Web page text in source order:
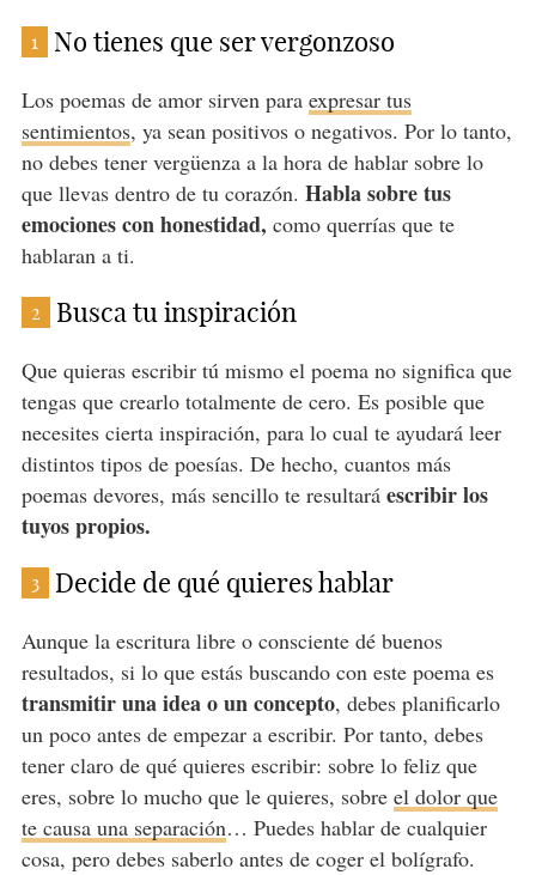
1 No tienes que ser vergonzoso
Los poemas de amor sirven para expresar tus
sentimientos, ya sean positivos o negativos. Por lo tanto,
no debes tener vergüenza a la hora de hablar sobre lo
que llevas dentro de tu corazón. Habla sobre tus
emociones con honestidad, como querrías que te
hablaran a ti.
2 Busca tu inspiración
Que quieras escribir tú mismo el poema no significa que
tengas que crearlo totalmente de cero. Es posible que
necesites cierta inspiración, para lo cual te ayudará leer
distintos tipos de poesías. De hecho, cuantos más
poemas devores, más sencillo te resultará escribir los
tuyos propios.
3 Decide de qué quieres hablar
Aunque la escritura libre o consciente dé buenos
resultados, si lo que estás buscando con este poema es
transmitir una idea o un concepto, debes planificarlo
un poco antes de empezar a escribir. Por tanto, debes
tener claro de qué quieres escribir: sobre lo feliz que
eres, sobre lo mucho que le quieres, sobre el dolor que
te causa una separación… Puedes hablar de cualquier
cosa, pero debes saberlo antes de coger el bolígrafo.